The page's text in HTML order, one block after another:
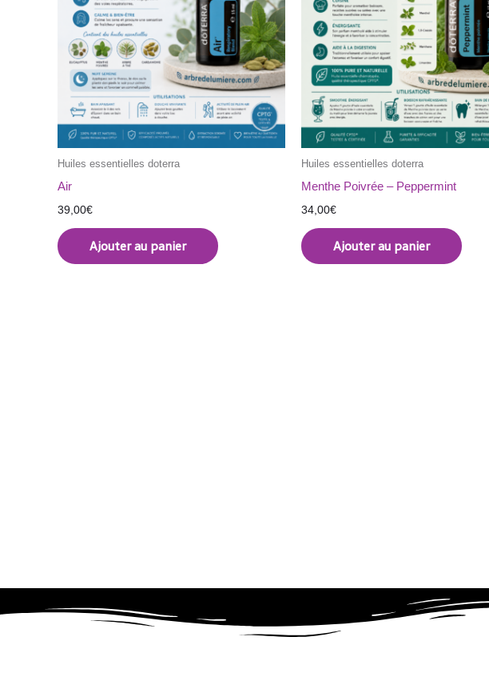
Huiles essentielles doterra
Air
39,00€
Ajouter au panier
Huiles essentielles doterra
Menthe Poivrée – Peppermint
34,00€
Ajouter au panier